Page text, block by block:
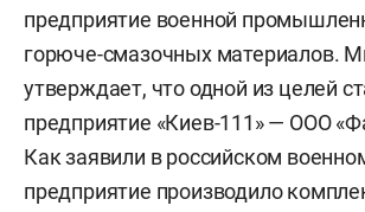
предприятие военной
горюче-смазочных материалов.
утверждает, что одной из целей
предприятие «Киев-111» — ООО
Как заявили в российском
предприятие производило